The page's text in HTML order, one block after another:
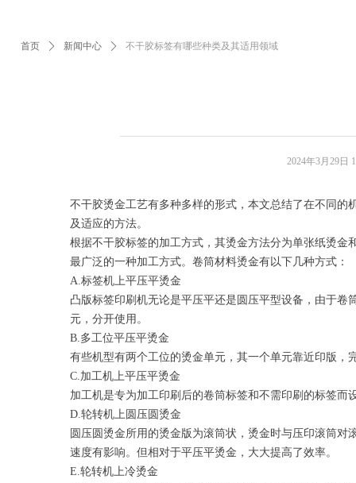
不干胶烫金工艺有多种多样的形式，本文总结了在不同
及适应的方法。
根据不干胶标签的加工方式，其烫金方法分为单张纸烫
最广泛的一种加工方式。卷筒材料烫金有以下几种方式：
A.标签机上平压平烫金
凸版标签印刷机无论是平压平还是圆压平型设备，由于
元，分开使用。
B.多工位平压平烫金
有些机型有两个工位的烫金单元，其一个单元靠近印版
C.加工机上平压平烫金
加工机是专为加工印刷后的卷筒标签和不需印刷的标签
D.轮转机上圆压圆烫金
圆压圆烫金所用的烫金版为滚筒状，烫金时与压印滚筒
速度有影响。但相对于平压平烫金，大大提高了效率。
E.轮转机上冷烫金
2024年3月29日
首页 ꄲ 新闻中心 ꄲ 不干胶标签有哪些种类及其适用领域